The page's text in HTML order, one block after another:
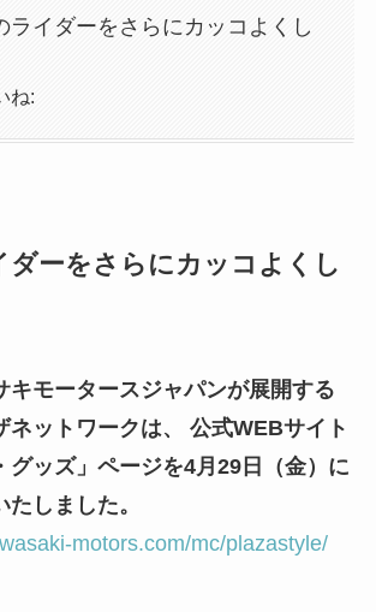
ライダーをさらにカッコよくし
ね:
ダーをさらにカッコよくし
キモータースジャパンが展開する
ネットワークは、 公式WEBサイト
グッズ」ページを4月29日（金）に
しました。
motors.com/mc/plazastyle/